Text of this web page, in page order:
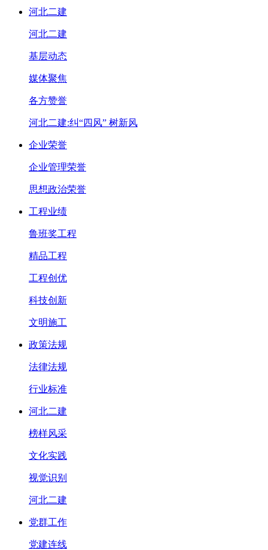
河北二建
河北二建
基层动态
媒体聚焦
各方赞誉
河北二建:纠“四风” 树新风
企业荣誉
企业管理荣誉
思想政治荣誉
工程业绩
鲁班奖工程
精品工程
工程创优
科技创新
文明施工
政策法规
法律法规
行业标准
河北二建
榜样风采
文化实践
视觉识别
河北二建
党群工作
党建连线